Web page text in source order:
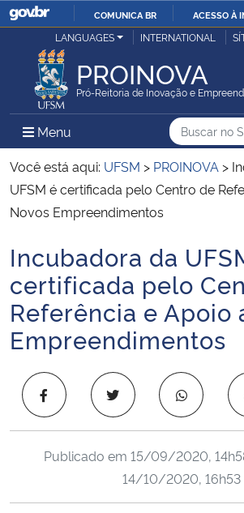
IR
O
COMUNICA BR ACESSO À
Ministério da Justiça e Segurança Pública
Ministério da Defesa
Ministério das Relações Exteriores
Ministério da Economia
Ministério da Infraestrutura
Ministério da Agricultura, Pecuária e Abastecimento
Ministério da Educação
Ministério da Cidadania
Ministério da Saúde
Ministério de Minas e Energia
Ministério da Ciência, Tecnologia, Inovações e
LANGUAGES INTERNATIONAL
PROINOVA
Pró-Reitoria de Inovação e
Menu Menu Principal do Sítio
Busca
Buscar
Busca:
Você está aqui: UFSM > PROINOVA >
UFSM é certificada pelo Centro de
Novos Empreendimentos
Início do conteúdo
Incubadora da
certificada pelo
Referência e Apoio
Empreendimentos
Publicado em 15/09/2020,
14/10/2020, 16h53